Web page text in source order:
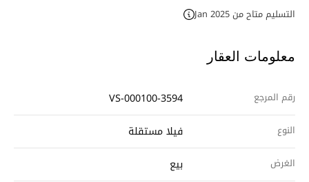
التسليم متاح من Jan 2025
معلومات العقار
رقم المرجع VS-000100-3594
النوع فيلا مستقلة
الغرض بيع